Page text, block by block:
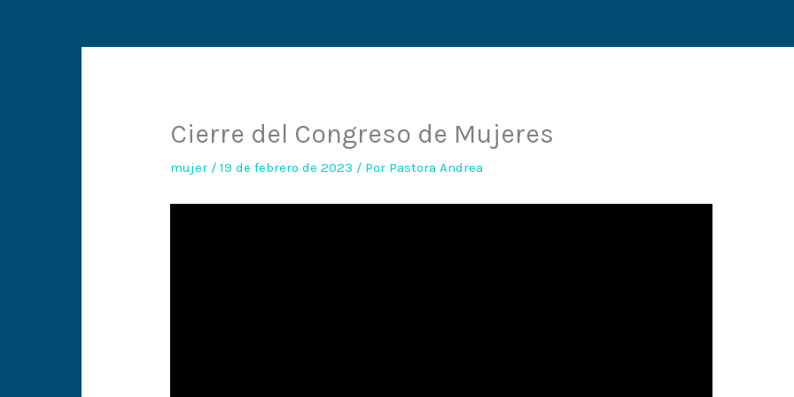
Cierre del Congreso de Mujeres
mujer /19 de febrero de 2023 / Por Pastora Andrea